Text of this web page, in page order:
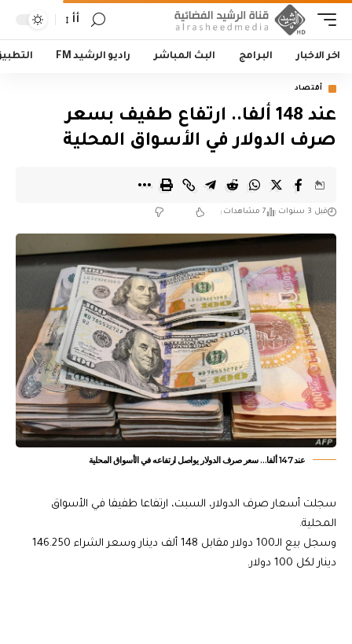
أأ
اخر الاخبار البرامج البث المباشر راديو الرشيد FM
أقتصاد
عند 148 ألفا.. ارتفاع طفيف بسعر
صرف الدولار في الأسواق المحلية
قبل 3 سنوات 7 مشاهدات
عند 147 ألفا… سعر صرف الدولار يواصل ارتفاعه في الأسواق المحلية
سجلت أسعار صرف الدولار، السبت، ارتفاعا طفيفا في الأسواق
المحلية.
وسجل بيع الـ100 دولار مقابل 148 ألف دينار وسعر الشراء 146.250
دينار لكل 100 دولار.